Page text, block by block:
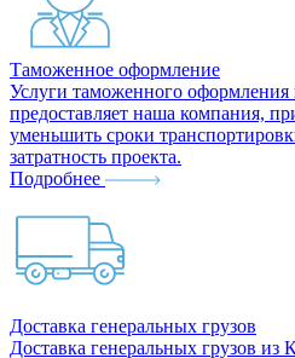
Таможенное оформление
Услуги таможенного оформления
предоставляет наша компания,
уменьшить сроки
затратность проекта.
Подробнее
Доставка генеральных грузов
Доставка генеральных грузов из